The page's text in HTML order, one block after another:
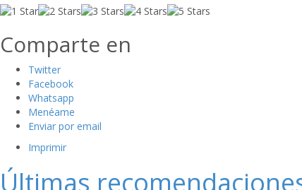
Comparte en
Twitter
Facebook
Whatsapp
Menéame
Enviar por email
Imprimir
Últimas